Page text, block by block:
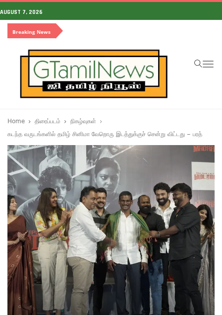
AUGUST 7, 2026
Breaking News
Home திரைப்படம்
நிகழ்வுகள்
கடந்த வருடங்களில் தமிழ் சினிமா வேறொரு இடத்துக்குச் சென்று விட்டது – பரத்